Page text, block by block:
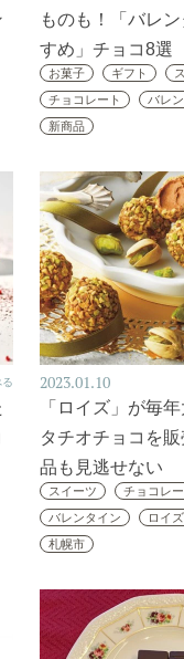
ものも！「バレ
すめ」チョコ8選
お菓子 ギフト
チョコレート
バレ
新商品
2023.01.10
「ロイズ」が毎
タチオチョコを
品も見逃せない
スイーツ
チョコレー
バレンタイン
ロイズ
札幌市